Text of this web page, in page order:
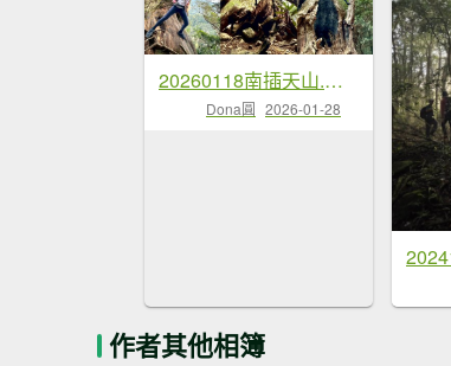
20260118南插天山.魯培山.上宇內山(南插北峰)
Dona圓 2026-01-28
作者其他相簿